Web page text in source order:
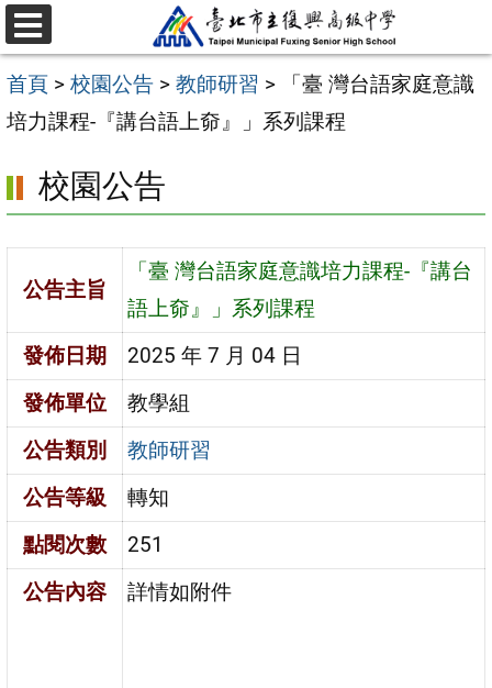
跳
至
主
要
容
區
選
單
首頁 > 校園公告 > 教師研習 >
「臺 灣台語家庭意識
培力課程-『講台語上奅』」系列課程
校園公告
公告主旨
「臺 灣台語家庭意識培力課程-『講台
語上奅』」系列課程
發佈日期
2025 年 7 月 04 日
發佈單位
教學組
公告類別
教師研習
公告等級
轉知
點閱次數
251
公告內容
詳情如附件